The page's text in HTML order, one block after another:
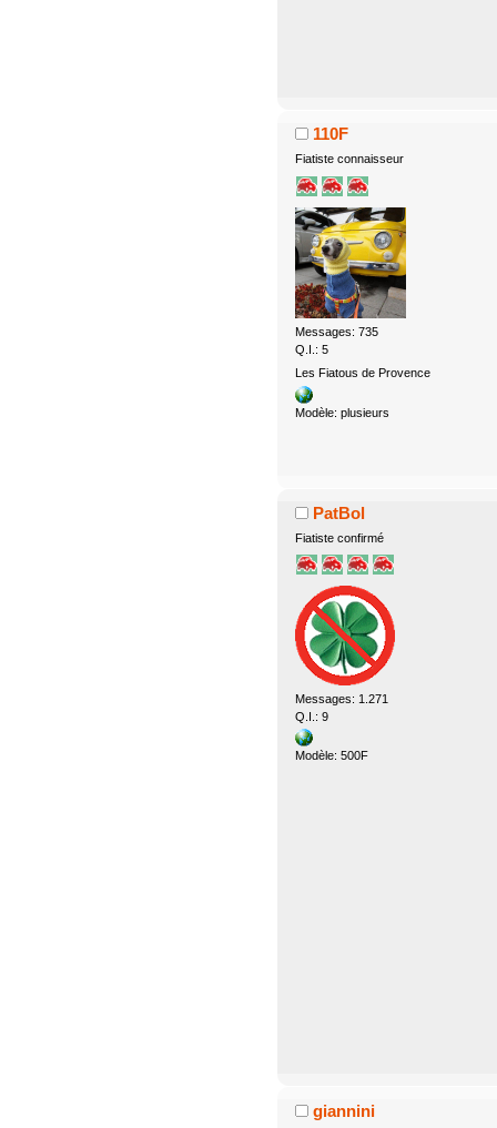
110F
Fiatiste connaisseur
Messages: 735
Q.I.: 5
Les Fiatous de Provence
Modèle: plusieurs
PatBol
Fiatiste confirmé
Messages: 1.271
Q.I.: 9
Modèle: 500F
giannini